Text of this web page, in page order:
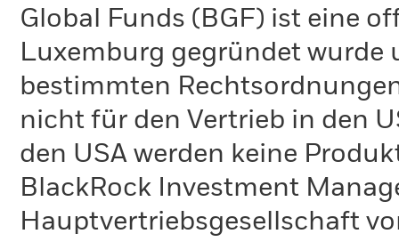
Global Funds (BGF) ist eine
Luxemburg gegründet
bestimmten
nicht für den Vertrieb in den
den USA werden keine
BlackRock Investment
Hauptvertriebsgesellschaft